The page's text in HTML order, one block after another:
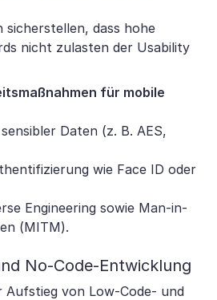
sicherstellen, dass hohe
nicht zulasten der Usability
für mobile
Daten (z. B. AES,
wie Face ID oder
Engineering sowie Man-in-
(MITM).
No-Code-Entwicklung
Aufstieg von Low-Code- und